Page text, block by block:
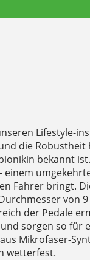
Lifestyle-
die
bekannt
einem
Fahrer bringt.
von
der Pedale
und sorgen so für
Mikrofaser-
wetterfest.